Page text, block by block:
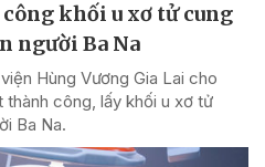
khối u xơ tử cung
người Ba Na
Hùng Vương Gia Lai cho
thành công, lấy khối u xơ tử
Ba Na.